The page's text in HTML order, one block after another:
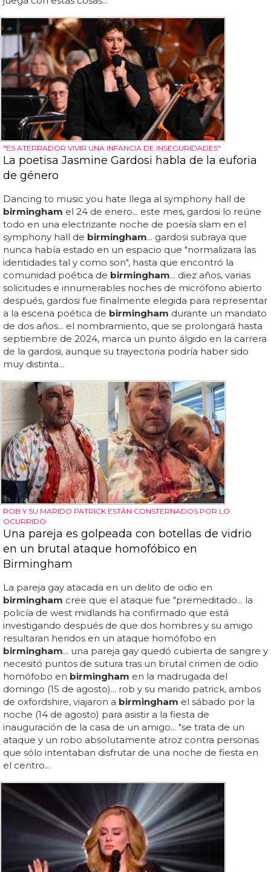
"ES ATERRADOR VIVIR UNA INFANCIA DE INSEGURIDADES"
La poetisa Jasmine Gardosi habla de la euforia
de género
Dancing to music you hate llega al symphony hall de
birmingham el 24 de enero... este mes, gardosi lo reúne
todo en una electrizante noche de poesía slam en el
symphony hall de birmingham... gardosi subraya que
nunca había estado en un espacio que "normalizara las
identidades tal y como son", hasta que encontró la
comunidad poética de birmingham... diez años, varias
solicitudes e innumerables noches de micrófono abierto
después, gardosi fue finalmente elegida para representar
a la escena poética de birmingham durante un mandato
de dos años... el nombramiento, que se prolongará hasta
septiembre de 2024, marca un punto álgido en la carrera
de la gardosi, aunque su trayectoria podría haber sido
muy distinta...
ROB Y SU MARIDO PATRICK ESTÁN CONSTERNADOS POR LO
OCURRIDO
Una pareja es golpeada con botellas de vidrio
en un brutal ataque homofóbico en
Birmingham
La pareja gay atacada en un delito de odio en
birmingham cree que el ataque fue "premeditado... la
policía de west midlands ha confirmado que está
investigando después de que dos hombres y su amigo
resultaran heridos en un ataque homófobo en
birmingham... una pareja gay quedó cubierta de sangre y
necesitó puntos de sutura tras un brutal crimen de odio
homófobo en birmingham en la madrugada del
domingo (15 de agosto)... rob y su marido patrick, ambos
de oxfordshire, viajaron a birmingham el sábado por la
noche (14 de agosto) para asistir a la fiesta de
inauguración de la casa de un amigo... "se trata de un
ataque y un robo absolutamente atroz contra personas
que sólo intentaban disfrutar de una noche de fiesta en
el centro...